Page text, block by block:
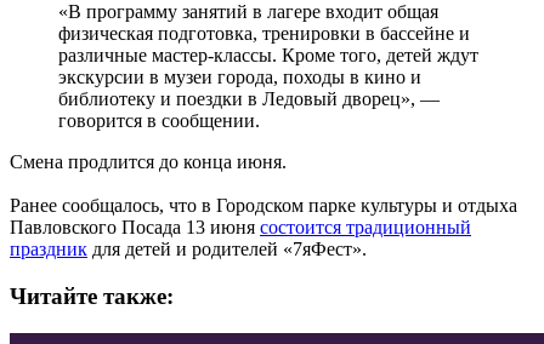
«В программу занятий в лагере входит общая
физическая подготовка, тренировки в бассейне и
различные мастер-классы. Кроме того, детей ждут
экскурсии в музеи города, походы в кино и
библиотеку и поездки в Ледовый дворец», —
говорится в сообщении.
Смена продлится до конца июня.
Ранее сообщалось, что в Городском парке культуры и отдыха
Павловского Посада 13 июня состоится традиционный
праздник для детей и родителей «7яФест».
Читайте также: